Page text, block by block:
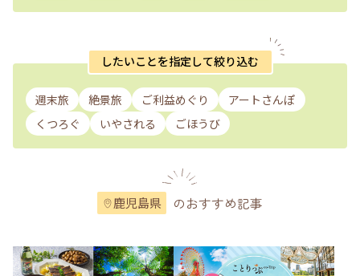
したいことを指定して絞り込む
週末旅 絶景旅 ご利益めぐり
アートさんぽ
くつろぐ
いやされる ごほうび
鹿児島県 のおすすめ記事